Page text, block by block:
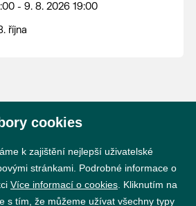
- 9. 8. 2026 19:00
října
cookies
k zajištění nejlepší uživatelské
stránkami. Podrobné informace o
Více informací o cookies . Kliknutím na
s tím, že můžeme užívat všechny typy